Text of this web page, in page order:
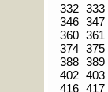
332 333
346 347
360 361
374 375
388 389
402 403
416 417